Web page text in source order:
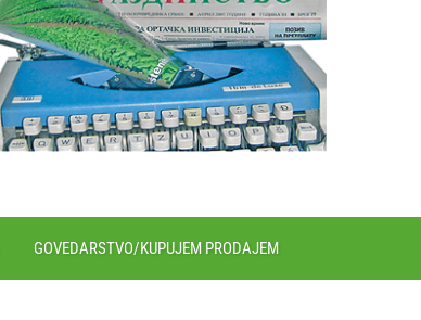
GOVEDARSTVO/KUPUJEM PRODAJEM